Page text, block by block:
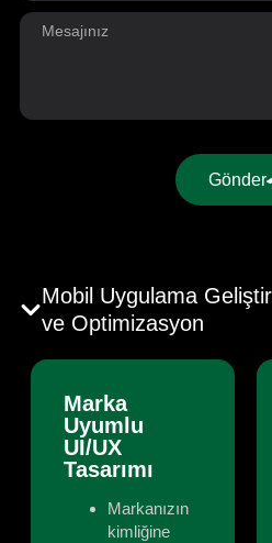
Gönder
Mobil Uygulama
ve Optimizasyon
Marka
Uyumlu
UI/UX
Tasarımı
Markanızın
kimliğine